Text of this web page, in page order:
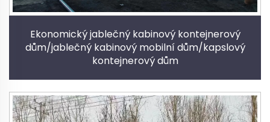
Ekonomický jablečný kabinový kontejnerový
dům/jablečný kabinový mobilní dům/kapslový
kontejnerový dům